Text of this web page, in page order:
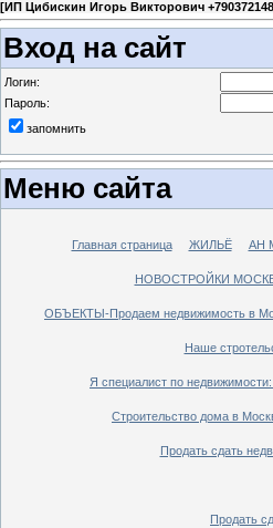
[ИП Цибискин Игорь Викторович
Вход на сайт
Логин:
Пароль:
запомнить
Меню сайта
Главная страница ЖИЛЬЁ АН
НОВОСТРОЙКИ
ОБЪЕКТЫ-Продаем недвижимость в
Наше
Я специалист по
Строительство дома в
Продать сдать
Продать